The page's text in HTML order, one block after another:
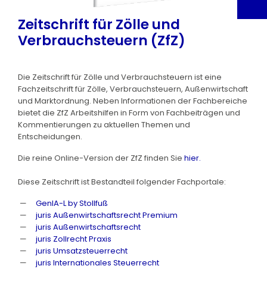
Zeitschrift für Zölle und
Verbrauchsteuern (ZfZ)
Die Zeitschrift für Zölle und Verbrauchsteuern ist eine
Fachzeitschrift für Zölle, Verbrauchsteuern, Außenwirtschaft
und Marktordnung. Neben Informationen der Fachbereiche
bietet die ZfZ Arbeitshilfen in Form von Fachbeiträgen und
Kommentierungen zu aktuellen Themen und
Entscheidungen.
Die reine Online-Version der ZfZ finden Sie hier.
Diese Zeitschrift ist Bestandteil folgender Fachportale:
GenIA-L by Stollfuß
juris Außenwirtschaftsrecht Premium
juris Außenwirtschaftsrecht
juris Zollrecht Praxis
juris Umsatzsteuerrecht
juris Internationales Steuerrecht